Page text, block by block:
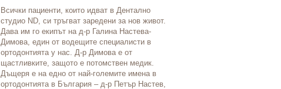
Всички пациенти, които идват в Дентално
студио ND, си тръгват заредени за нов живот.
Дава им го екипът на д-р Галина Настева-
Димова, един от водещите специалисти в
ортодонтията у нас. Д-р Димова е от
щастливките, защото е потомствен медик.
Дъщеря е на едно от най-големите имена в
ортодонтията в България – д-р Петър Настев,